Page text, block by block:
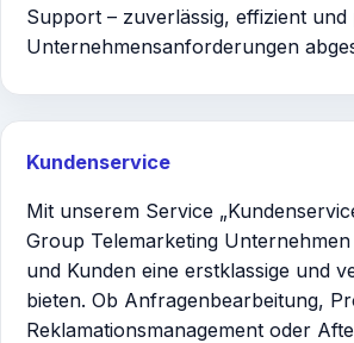
Support – zuverlässig, effizient
Unternehmensanforderungen
Kundenservice
Mit unserem Service
Group Telemarketing
und Kunden eine erstklassige und
bieten. Ob Anfragenbearbeitung,
Reklamationsmanagement oder